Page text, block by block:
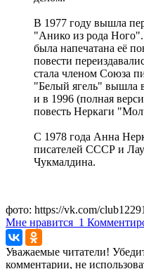
В 1977 году вышла
"Анико из рода
была напечатана её
повести
стала членом Союза
"Белый ягель" вышла
и в 1996 (полная
повесть Неркаги
С 1978 года Анна
писателей СССР и
Чукмалдина.
фото: https://vk.com/
Мне нравится 1
Уважаемые читатели!
комментарии, не